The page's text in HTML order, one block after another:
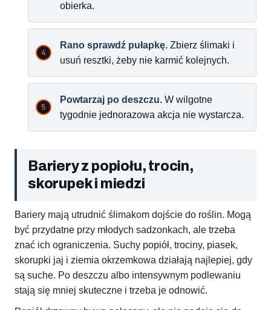
obierka.
Rano sprawdź pułapkę. Zbierz ślimaki i
usuń resztki, żeby nie karmić kolejnych.
Powtarzaj po deszczu. W wilgotne
tygodnie jednorazowa akcja nie wystarcza.
Bariery z popiołu, trocin,
skorupek i miedzi
Bariery mają utrudnić ślimakom dojście do roślin. Mogą
być przydatne przy młodych sadzonkach, ale trzeba
znać ich ograniczenia. Suchy popiół, trociny, piasek,
skorupki jaj i ziemia okrzemkowa działają najlepiej, gdy
są suche. Po deszczu albo intensywnym podlewaniu
stają się mniej skuteczne i trzeba je odnowić.